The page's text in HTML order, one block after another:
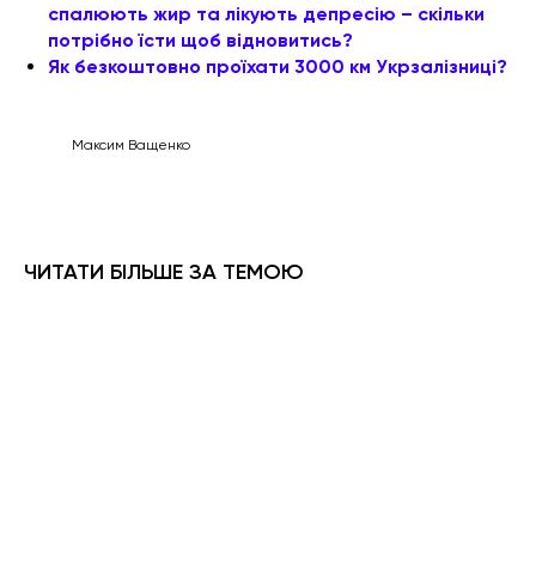
спалюють жир та лікують депресію – скільки
потрібно їсти щоб відновитись?
Як безкоштовно проїхати 3000 км Укрзалізниці?
Максим Ващенко
ЧИТАТИ БІЛЬШЕ ЗА ТЕМОЮ